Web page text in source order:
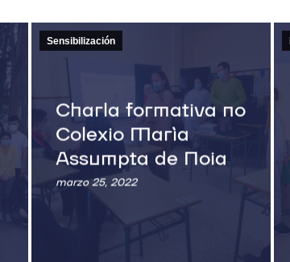
Sensibilización
Charla formativa no
Colexio María
Assumpta de Noia
marzo 25, 2022